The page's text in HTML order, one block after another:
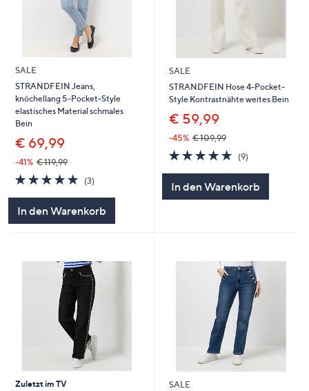
SALE
STRANDFEIN Jeans,
knöchellang 5-Pocket-Style
elastisches Material schmales
Bein
€ 69,99
-41% € 119,99
4.7
von
(3)3
In den Warenkorb
SALE
STRANDFEIN Hose 4-Pocket-
Style Kontrastnähte weites Bein
€ 59,99
-45% € 109,99
4.7
von
(9)9
In den Warenkorb
Zuletzt im TV
SALE